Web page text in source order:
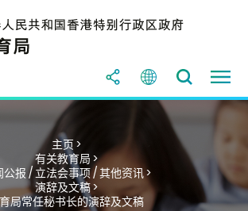
主页 >
有关教育局 >
公报 / 立法会事项 / 其他资讯 >
演辞及文稿 >
局常任秘书长的演辞及文稿